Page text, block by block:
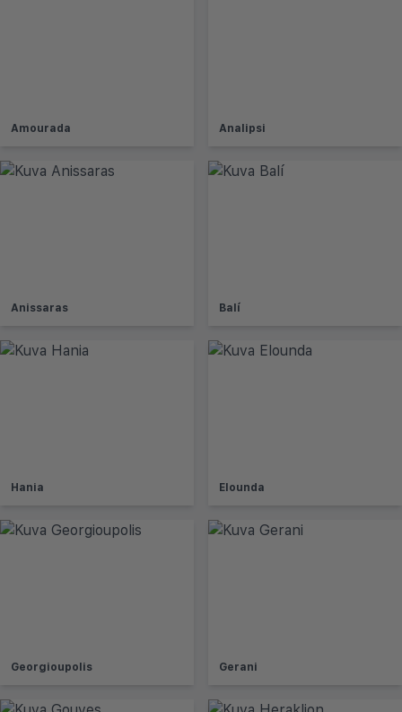
Amourada Analipsi
Anissaras Balí
Hania Elounda
Georgioupolis Gerani